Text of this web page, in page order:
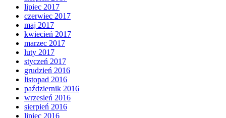
lipiec 2017
czerwiec 2017
maj 2017
kwiecień 2017
marzec 2017
luty 2017
styczeń 2017
grudzień 2016
listopad 2016
październik 2016
wrzesień 2016
sierpień 2016
lipiec 2016